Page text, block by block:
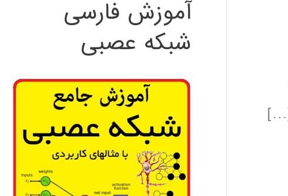
آموزش فارسی
شبکه عصبی